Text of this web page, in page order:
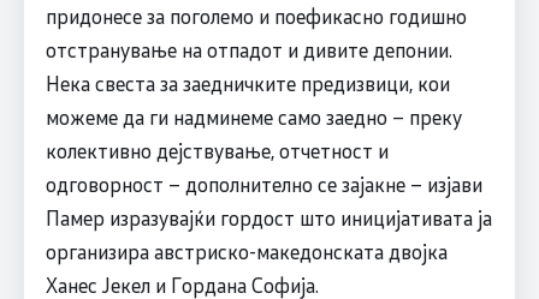
придонесе за поголемо и поефикасно годишно
отстранување на отпадот и дивите депонии.
Нека свеста за заедничките предизвици, кои
можеме да ги надминеме само заедно – преку
колективно дејствување, отчетност и
одговорност – дополнително се зајакне – изјави
Памер изразувајќи гордост што иницијативата ја
организира австриско-македонската двојка
Ханес Јекел и Гордана Софија.